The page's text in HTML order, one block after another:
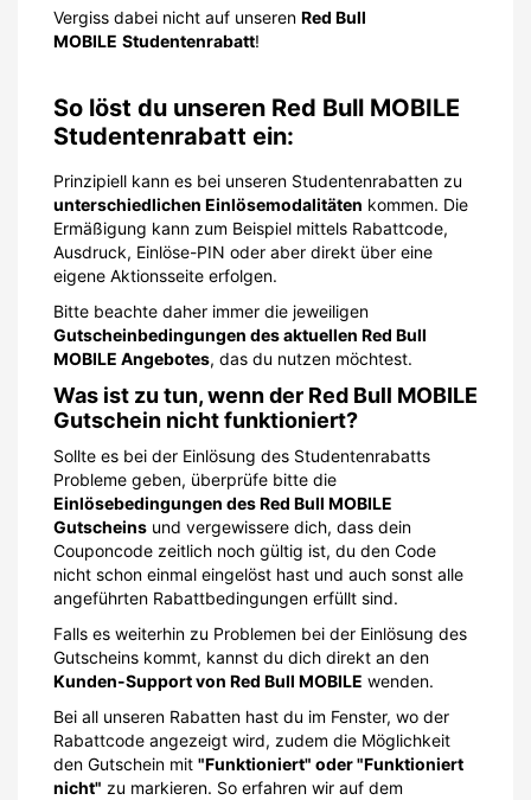
Vergiss dabei nicht auf unseren Red Bull
MOBILE Studentenrabatt!
So löst du unseren Red Bull MOBILE
Studentenrabatt ein:
Prinzipiell kann es bei unseren Studentenrabatten zu
unterschiedlichen Einlösemodalitäten kommen. Die
Ermäßigung kann zum Beispiel mittels Rabattcode,
Ausdruck, Einlöse-PIN oder aber direkt über eine
eigene Aktionsseite erfolgen.
Bitte beachte daher immer die jeweiligen
Gutscheinbedingungen des aktuellen Red Bull
MOBILE Angebotes, das du nutzen möchtest.
Was ist zu tun, wenn der Red Bull MOBILE
Gutschein nicht funktioniert?
Sollte es bei der Einlösung des Studentenrabatts
Probleme geben, überprüfe bitte die
Einlösebedingungen des Red Bull MOBILE
Gutscheins und vergewissere dich, dass dein
Couponcode zeitlich noch gültig ist, du den Code
nicht schon einmal eingelöst hast und auch sonst alle
angeführten Rabattbedingungen erfüllt sind.
Falls es weiterhin zu Problemen bei der Einlösung des
Gutscheins kommt, kannst du dich direkt an den
Kunden-Support von Red Bull MOBILE wenden.
Bei all unseren Rabatten hast du im Fenster, wo der
Rabattcode angezeigt wird, zudem die Möglichkeit
den Gutschein mit "Funktioniert" oder "Funktioniert
nicht" zu markieren. So erfahren wir auf dem